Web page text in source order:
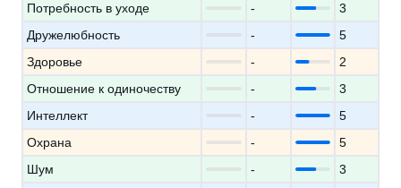
Потребность в уходе
-
3
Дружелюбность
-
5
Здоровье
-
2
Отношение к одиночеству
-
3
Интеллект
-
5
Охрана
-
5
Шум
-
3